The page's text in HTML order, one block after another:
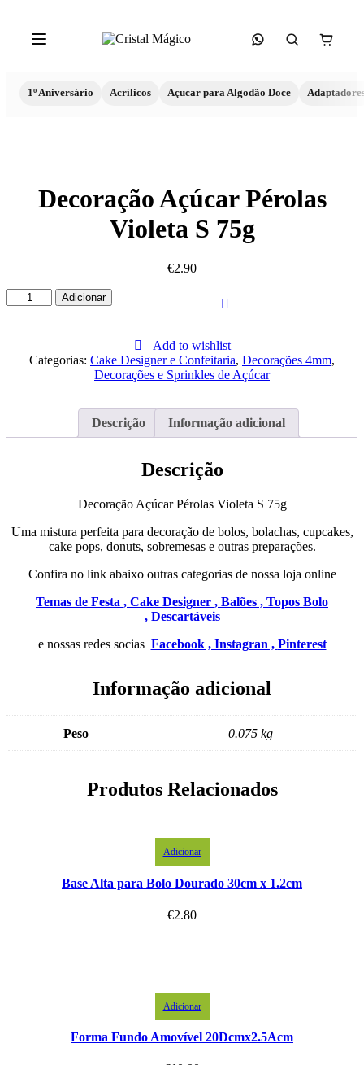
1º Aniversário Acrílicos Açucar para Algodão Doce
Decoração Açúcar Pérolas
Violeta S 75g
€2.90
Quantidade
de
Pérolas
Violeta
Adicionar
Add to wishlist
Categorias: Cake Designer e Confeitaria, Decorações 4mm,
Decorações e Sprinkles de Açúcar
Descrição Informação adicional
Descrição
Decoração Açúcar Pérolas Violeta S 75g
Uma mistura perfeita para decoração de bolos, bolachas, cupcakes,
cake pops, donuts, sobremesas e outras preparações.
Confira no link abaixo outras categorias de nossa loja online
Temas de Festa , Cake Designer , Balões , Topos Bolo
, Descartáveis
e nossas redes socias Facebook , Instagran , Pinterest
Informação adicional
Peso 0.075 kg
Produtos Relacionados
Adicionar
Base Alta para Bolo Dourado 30cm x 1.2cm
€2.80
Adicionar
Forma Fundo Amovível 20Dcmx2.5Acm